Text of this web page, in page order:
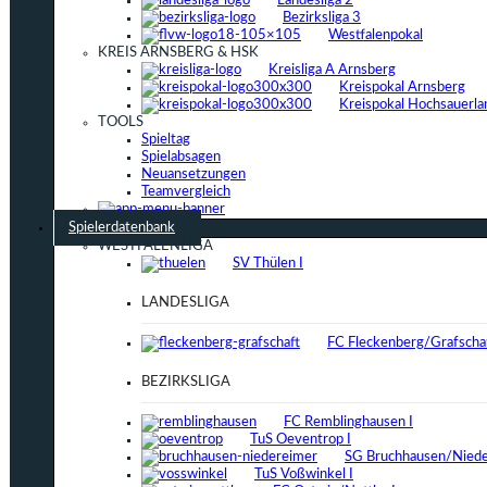
Bezirksliga 3
Westfalenpokal
KREIS ARNSBERG & HSK
Kreisliga A Arnsberg
Kreispokal Arnsberg
Kreispokal
TOOLS
Spieltag
Spielabsagen
Neuansetzungen
Teamvergleich
Spielerdatenbank
WESTFALENLIGA
SV Thülen I
LANDESLIGA
FC Fleckenberg/
BEZIRKSLIGA
FC Remblinghausen I
TuS Oeventrop I
SG Bruchhausen/
TuS Voßwinkel I